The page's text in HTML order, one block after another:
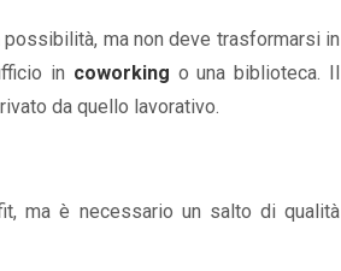
ma non deve trasformarsi in
in coworking o una biblioteca. Il
da quello lavorativo.
ma è necessario un salto di qualità